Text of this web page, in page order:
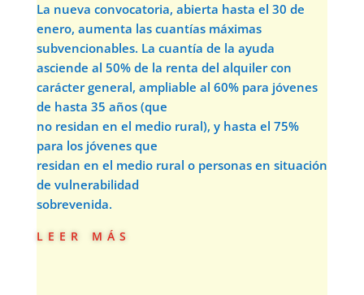
La nueva convocatoria, abierta hasta el 30 de
enero, aumenta las cuantías máximas
subvencionables. La cuantía de la ayuda
asciende al 50% de la renta del alquiler con
carácter general, ampliable al 60% para jóvenes
de hasta 35 años (que
no residan en el medio rural), y hasta el 75%
para los jóvenes que
residan en el medio rural o personas en situación
de vulnerabilidad
sobrevenida.
leer más